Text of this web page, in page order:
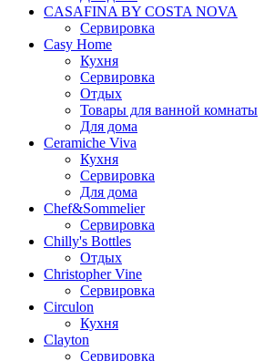
CASAFINA BY COSTA NOVA
Сервировка
Casy Home
Кухня
Сервировка
Отдых
Товары для ванной комнаты
Для дома
Ceramiche Viva
Кухня
Сервировка
Для дома
Chef&Sommelier
Сервировка
Chilly's Bottles
Отдых
Christopher Vine
Сервировка
Circulon
Кухня
Clayton
Сервировка